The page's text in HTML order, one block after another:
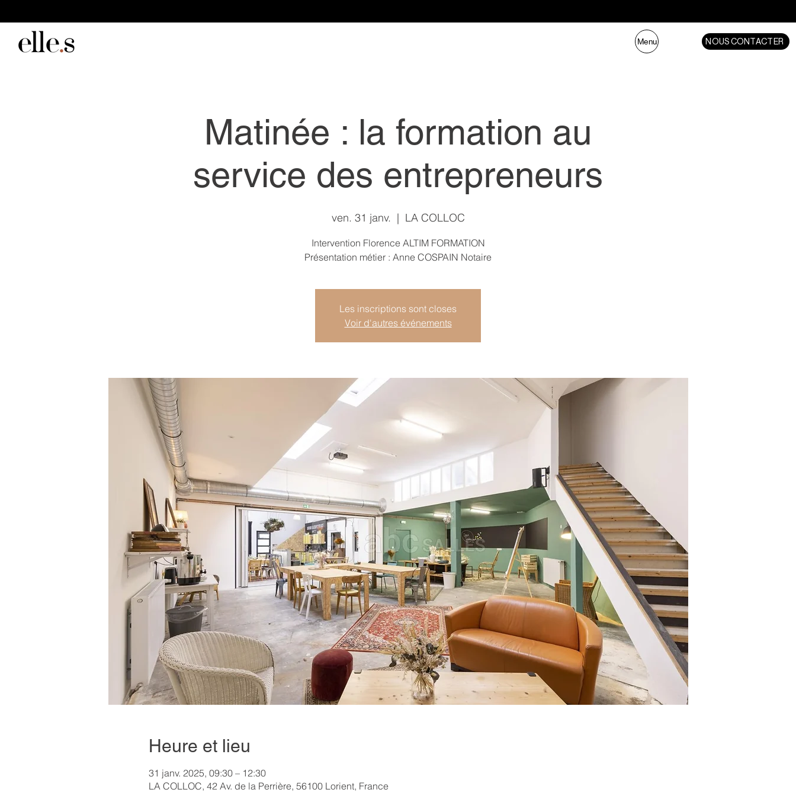
Menu NOUS CONTACTER
Matinée : la formation au
service des entrepreneurs
ven. 31 janv.
  |
LA COLLOC
Intervention Florence ALTIM FORMATION
Présentation métier : Anne COSPAIN Notaire
Les inscriptions sont closes
Voir d'autres événements
Heure et lieu
31 janv. 2025, 09:30 – 12:30
LA COLLOC, 42 Av. de la Perrière, 56100 Lorient, France